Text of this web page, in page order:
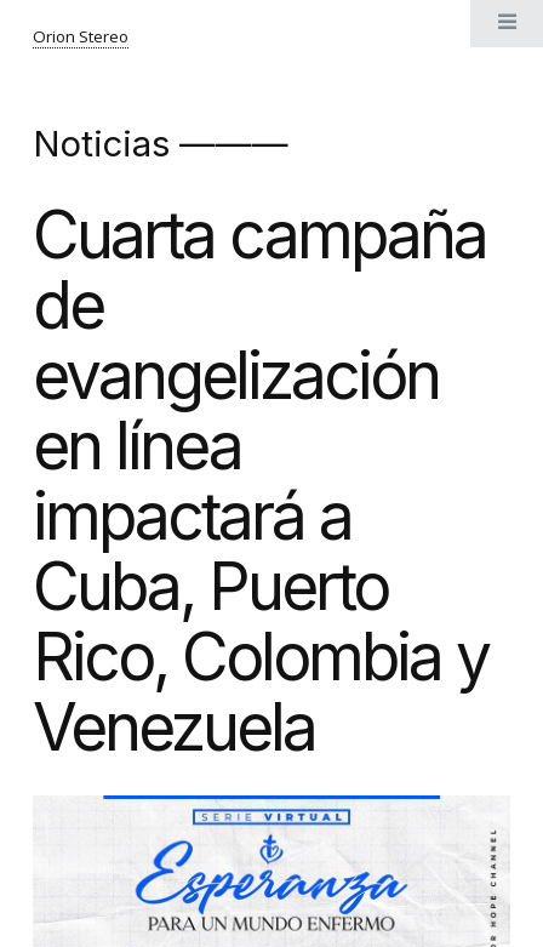
Orion Stereo
Noticias ———
Cuarta campaña
de
evangelización
en línea
impactará a
Cuba, Puerto
Rico, Colombia y
Venezuela